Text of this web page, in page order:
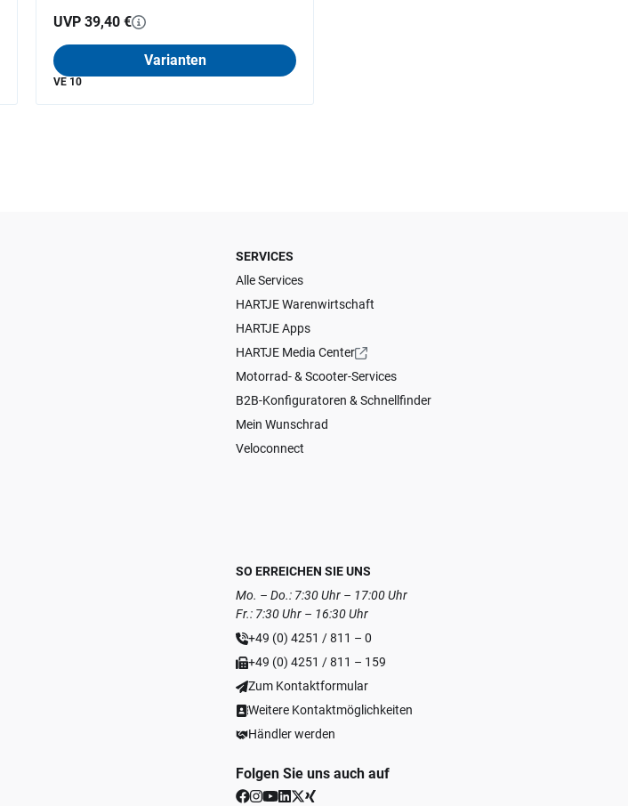
UVP 39,40 €
Varianten
VE 10
SERVICES
Alle Services
HARTJE Warenwirtschaft
HARTJE Apps
HARTJE Media Center
Motorrad- & Scooter-Services
B2B-Konfiguratoren & Schnellfinder
Mein Wunschrad
Veloconnect
SO ERREICHEN SIE UNS
Mo. – Do.: 7:30 Uhr – 17:00 Uhr
Fr.: 7:30 Uhr – 16:30 Uhr
+49 (0) 4251 / 811 – 0
+49 (0) 4251 / 811 – 159
Zum Kontaktformular
Weitere Kontaktmöglichkeiten
Händler werden
Folgen Sie uns auch auf